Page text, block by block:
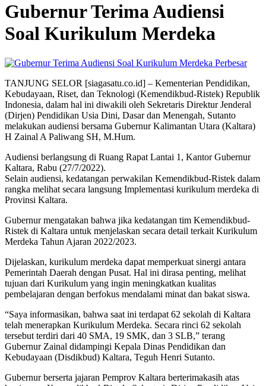
Gubernur Terima Audiensi
Soal Kurikulum Merdeka
Perbesar
TANJUNG SELOR [siagasatu.co.id] – Kementerian Pendidikan,
Kebudayaan, Riset, dan Teknologi (Kemendikbud-Ristek) Republik
Indonesia, dalam hal ini diwakili oleh Sekretaris Direktur Jenderal
(Dirjen) Pendidikan Usia Dini, Dasar dan Menengah, Sutanto
melakukan audiensi bersama Gubernur Kalimantan Utara (Kaltara)
H Zainal A Paliwang SH, M.Hum.
Audiensi berlangsung di Ruang Rapat Lantai 1, Kantor Gubernur
Kaltara, Rabu (27/7/2022).
Selain audiensi, kedatangan perwakilan Kemendikbud-Ristek dalam
rangka melihat secara langsung Implementasi kurikulum merdeka di
Provinsi Kaltara.
Gubernur mengatakan bahwa jika kedatangan tim Kemendikbud-
Ristek di Kaltara untuk menjelaskan secara detail terkait Kurikulum
Merdeka Tahun Ajaran 2022/2023.
Dijelaskan, kurikulum merdeka dapat memperkuat sinergi antara
Pemerintah Daerah dengan Pusat. Hal ini dirasa penting, melihat
tujuan dari Kurikulum yang ingin meningkatkan kualitas
pembelajaran dengan berfokus mendalami minat dan bakat siswa.
“Saya informasikan, bahwa saat ini terdapat 62 sekolah di Kaltara
telah menerapkan Kurikulum Merdeka. Secara rinci 62 sekolah
tersebut terdiri dari 40 SMA, 19 SMK, dan 3 SLB,” terang
Gubernur Zainal didampingi Kepala Dinas Pendidikan dan
Kebudayaan (Disdikbud) Kaltara, Teguh Henri Sutanto.
Gubernur berserta jajaran Pemprov Kaltara berterimakasih atas